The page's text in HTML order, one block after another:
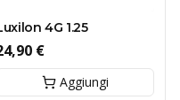
4G 1.25
€
Aggiungi